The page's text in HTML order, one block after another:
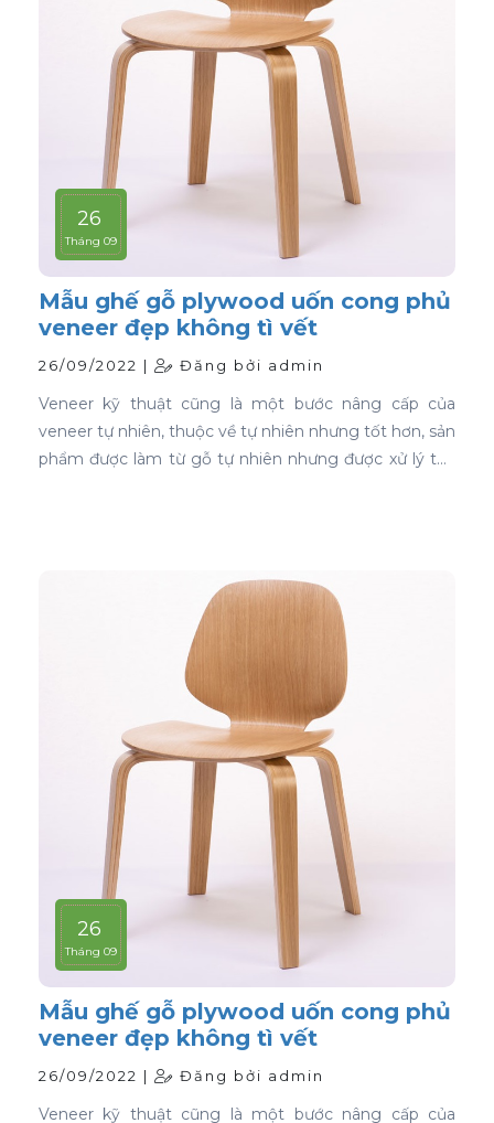
26
Tháng 09
Mẫu ghế gỗ plywood uốn cong phủ
veneer đẹp không tì vết
26/09/2022 | Đăng bởi admin
Veneer kỹ thuật cũng là một bước nâng cấp của
veneer tự nhiên, thuộc về tự nhiên nhưng tốt hơn, sản
phẩm được làm từ gỗ tự nhiên nhưng được xử lý tạo
26
Tháng 09
Mẫu ghế gỗ plywood uốn cong phủ
veneer đẹp không tì vết
26/09/2022 | Đăng bởi admin
Veneer kỹ thuật cũng là một bước nâng cấp của